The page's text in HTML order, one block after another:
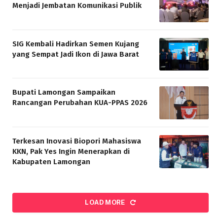
Menjadi Jembatan Komunikasi Publik
SIG Kembali Hadirkan Semen Kujang
yang Sempat Jadi Ikon di Jawa Barat
Bupati Lamongan Sampaikan
Rancangan Perubahan KUA-PPAS 2026
Terkesan Inovasi Biopori Mahasiswa
KKN, Pak Yes Ingin Menerapkan di
Kabupaten Lamongan
LOAD MORE